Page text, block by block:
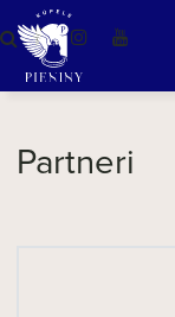
Partneri